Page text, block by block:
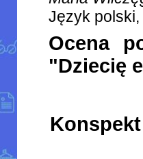
Język
Ocena
"Dziecię